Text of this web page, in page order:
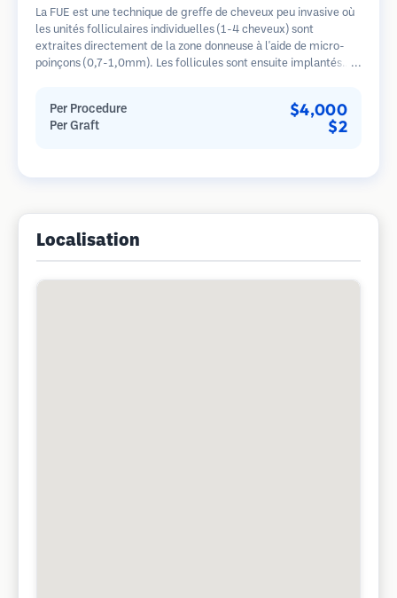
La FUE est une technique de greffe de cheveux peu invasive où
les unités folliculaires individuelles (1-4 cheveux) sont
extraites directement de la zone donneuse à l'aide de micro-
poinçons (0,7-1,0mm). Les follicules sont ensuite implantés
guérison plus rapide par rapport aux méthodes de prélèvement
en bandelette.
Per Procedure $4,000
Per Graft $2
Localisation